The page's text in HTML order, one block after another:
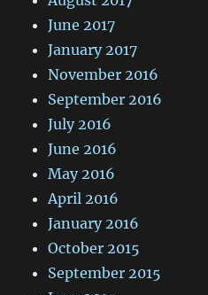
June 2017
January 2017
November 2016
September 2016
July 2016
June 2016
May 2016
April 2016
January 2016
October 2015
September 2015